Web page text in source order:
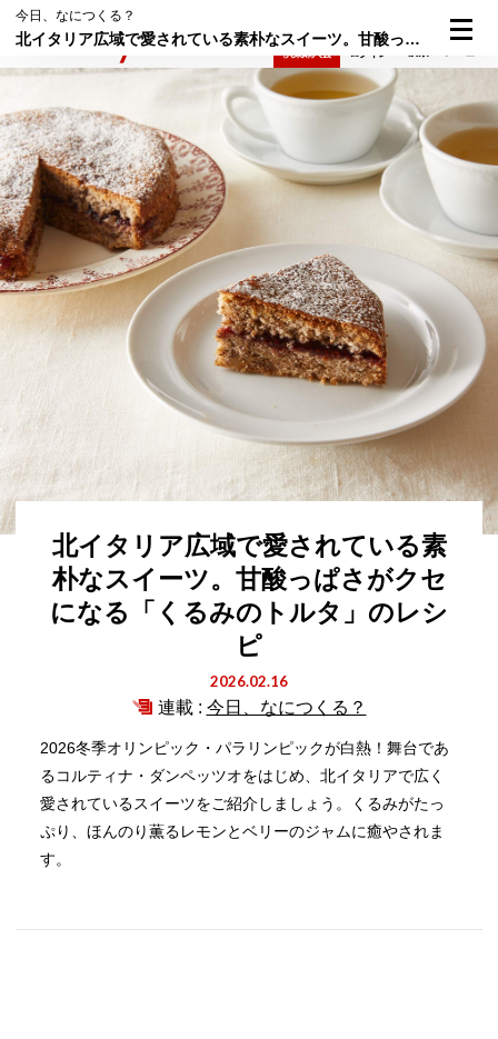
今日、なにつくる？
北イタリア広域で愛されている素朴なスイーツ。甘酸っぱさがクセになる「くるみのトルタ」のレシピ
北イタリア広域で愛されている素
朴なスイーツ。甘酸っぱさがクセ
になる「くるみのトルタ」のレシ
ピ
2026.02.16
連載 : 今日、なにつくる？
2026冬季オリンピック・パラリンピックが白熱！舞台であ
るコルティナ・ダンペッツオをはじめ、北イタリアで広く
愛されているスイーツをご紹介しましょう。くるみがたっ
ぷり、ほんのり薫るレモンとベリーのジャムに癒やされま
す。